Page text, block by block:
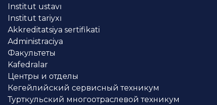
Institut ustavı
Institut tariyxı
Akkreditatsiya sertifikati
Administraciya
Факультеты
Kafedralar
Центры и отделы
Кегейлийский сервисный техникум
Турткульский многоотраслевой техникум